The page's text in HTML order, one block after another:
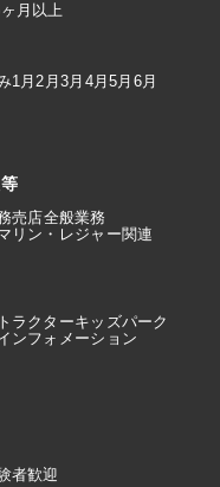
月以上
1月2月3月 4月5月 6月
売店全般業務
リン・レジャー関連
ラクターキッズパーク
ンフォメーション
者歓迎